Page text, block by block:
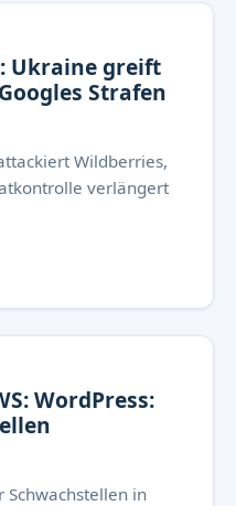
Ukraine greift
Strafen
Wildberries,
verlängert
WordPress:
Schwachstellen in